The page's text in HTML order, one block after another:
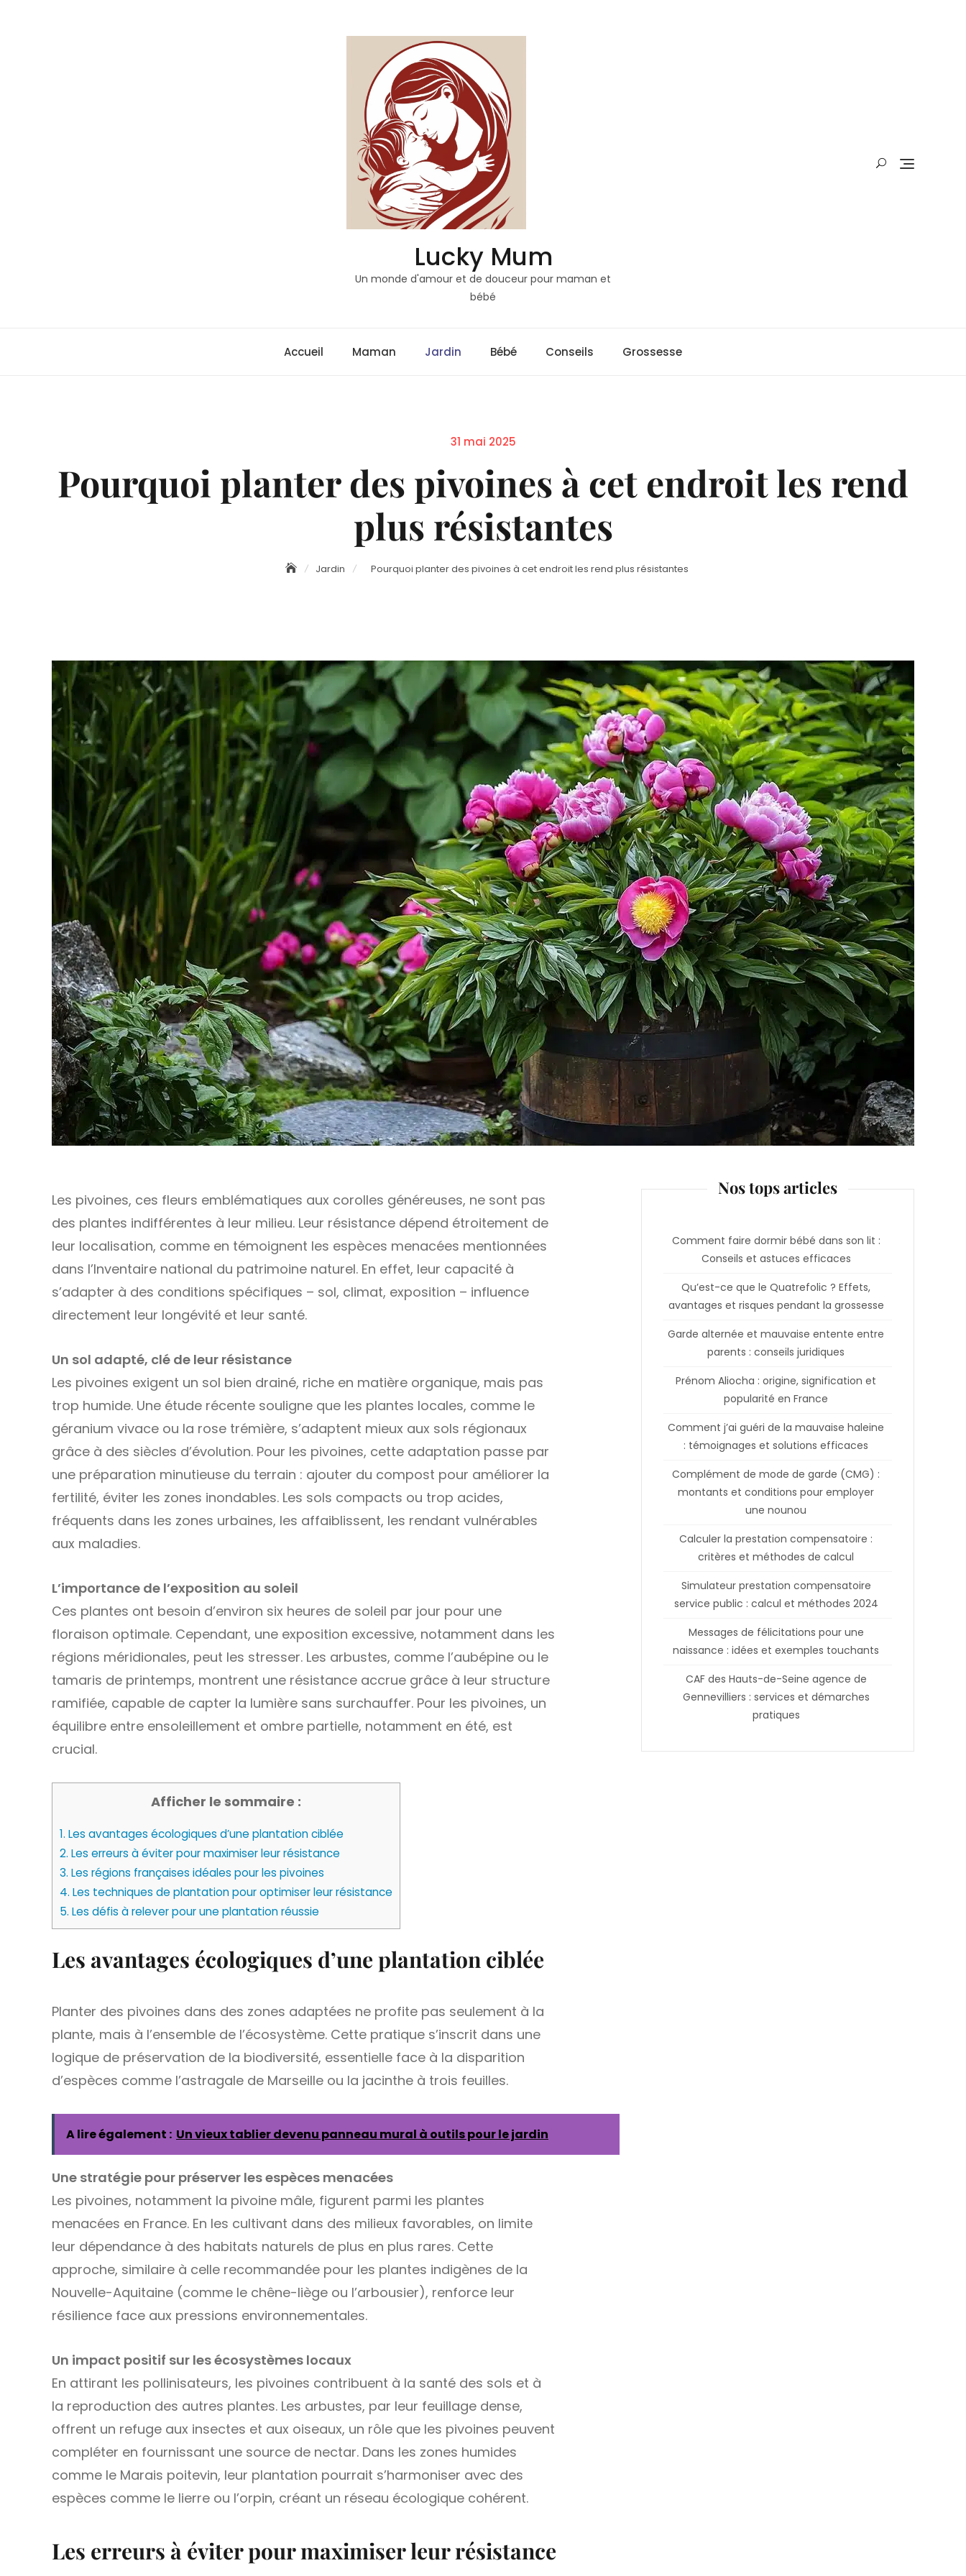
Lucky Mum
Un monde d'amour et de douceur pour maman et
bébé
Accueil Maman Jardin Bébé Conseils Grossesse
Posted
31 mai 2025
Pourquoi planter des pivoines à cet endroit les rend
plus résistantes
Jardin Pourquoi planter des pivoines à cet endroit les rend plus résistantes
Les pivoines, ces fleurs emblématiques aux corolles généreuses, ne sont pas
des plantes indifférentes à leur milieu. Leur résistance dépend étroitement de
leur localisation, comme en témoignent les espèces menacées mentionnées
dans l’Inventaire national du patrimoine naturel. En effet, leur capacité à
s’adapter à des conditions spécifiques – sol, climat, exposition – influence
directement leur longévité et leur santé.
Un sol adapté, clé de leur résistance
Les pivoines exigent un sol bien drainé, riche en matière organique, mais pas
trop humide. Une étude récente souligne que les plantes locales, comme le
géranium vivace ou la rose trémière, s’adaptent mieux aux sols régionaux
grâce à des siècles d’évolution. Pour les pivoines, cette adaptation passe par
une préparation minutieuse du terrain : ajouter du compost pour améliorer la
fertilité, éviter les zones inondables. Les sols compacts ou trop acides,
fréquents dans les zones urbaines, les affaiblissent, les rendant vulnérables
aux maladies.
L’importance de l’exposition au soleil
Ces plantes ont besoin d’environ six heures de soleil par jour pour une
floraison optimale. Cependant, une exposition excessive, notamment dans les
régions méridionales, peut les stresser. Les arbustes, comme l’aubépine ou le
tamaris de printemps, montrent une résistance accrue grâce à leur structure
ramifiée, capable de capter la lumière sans surchauffer. Pour les pivoines, un
équilibre entre ensoleillement et ombre partielle, notamment en été, est
crucial.
Afficher le sommaire :
1. Les avantages écologiques d’une plantation ciblée
2. Les erreurs à éviter pour maximiser leur résistance
3. Les régions françaises idéales pour les pivoines
4. Les techniques de plantation pour optimiser leur résistance
5. Les défis à relever pour une plantation réussie
Les avantages écologiques d’une plantation ciblée
Planter des pivoines dans des zones adaptées ne profite pas seulement à la
plante, mais à l’ensemble de l’écosystème. Cette pratique s’inscrit dans une
logique de préservation de la biodiversité, essentielle face à la disparition
d’espèces comme l’astragale de Marseille ou la jacinthe à trois feuilles.
A lire également : Un vieux tablier devenu panneau mural à outils pour le jardin
Une stratégie pour préserver les espèces menacées
Les pivoines, notamment la pivoine mâle, figurent parmi les plantes
menacées en France. En les cultivant dans des milieux favorables, on limite
leur dépendance à des habitats naturels de plus en plus rares. Cette
approche, similaire à celle recommandée pour les plantes indigènes de la
Nouvelle-Aquitaine (comme le chêne-liège ou l’arbousier), renforce leur
résilience face aux pressions environnementales.
Un impact positif sur les écosystèmes locaux
En attirant les pollinisateurs, les pivoines contribuent à la santé des sols et à
la reproduction des autres plantes. Les arbustes, par leur feuillage dense,
offrent un refuge aux insectes et aux oiseaux, un rôle que les pivoines peuvent
compléter en fournissant une source de nectar. Dans les zones humides
comme le Marais poitevin, leur plantation pourrait s’harmoniser avec des
espèces comme le lierre ou l’orpin, créant un réseau écologique cohérent.
Les erreurs à éviter pour maximiser leur résistance
Nos tops articles
Comment faire dormir bébé dans son lit :
Conseils et astuces efficaces
Qu’est-ce que le Quatrefolic ? Effets,
avantages et risques pendant la grossesse
Garde alternée et mauvaise entente entre
parents : conseils juridiques
Prénom Aliocha : origine, signification et
popularité en France
Comment j’ai guéri de la mauvaise haleine
: témoignages et solutions efficaces
Complément de mode de garde (CMG) :
montants et conditions pour employer
une nounou
Calculer la prestation compensatoire :
critères et méthodes de calcul
Simulateur prestation compensatoire
service public : calcul et méthodes 2024
Messages de félicitations pour une
naissance : idées et exemples touchants
CAF des Hauts-de-Seine agence de
Gennevilliers : services et démarches
pratiques